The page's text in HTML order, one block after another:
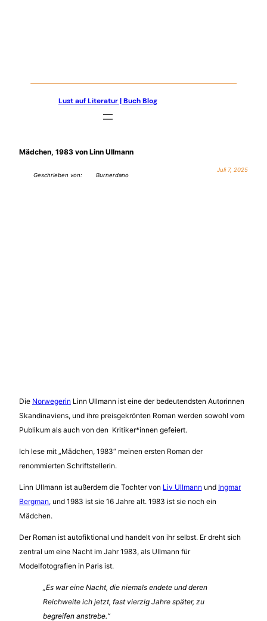
Lust auf Literatur | Buch Blog
Mädchen, 1983 von Linn Ullmann
Geschrieben von: Burnerdano
Juli 7, 2025
Die Norwegerin Linn Ullmann ist eine der bedeutendsten Autorinnen
Skandinaviens, und ihre preisgekrönten Roman werden sowohl vom
Publikum als auch von den Kritiker*innen gefeiert.
Ich lese mit „Mädchen, 1983“ meinen ersten Roman der
renommierten Schriftstellerin.
Linn Ullmann ist außerdem die Tochter von Liv Ullmann und Ingmar
Bergman, und 1983 ist sie 16 Jahre alt. 1983 ist sie noch ein
Mädchen.
Der Roman ist autofiktional und handelt von ihr selbst. Er dreht sich
zentral um eine Nacht im Jahr 1983, als Ullmann für
Modelfotografien in Paris ist.
„Es war eine Nacht, die niemals endete und deren
Reichweite ich jetzt, fast vierzig Jahre später, zu
begreifen anstrebe.“